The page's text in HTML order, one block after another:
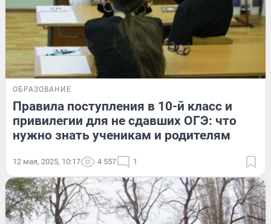
ОБРАЗОВАНИЕ
Правила поступления в 10-й класс и
привилегии для не сдавших ОГЭ: что
нужно знать ученикам и родителям
12 мая, 2025, 10:17 4 557 1